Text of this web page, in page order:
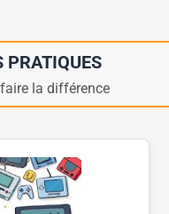
PRATIQUES
la différence